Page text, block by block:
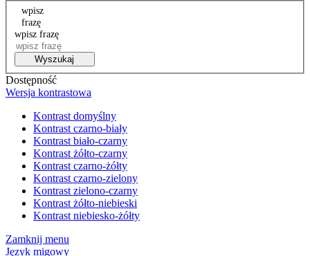
wpisz
frazę
wpisz frazę
Wyszukaj
Dostępność
Wersja kontrastowa
Kontrast domyślny
Kontrast czarno-biały
Kontrast biało-czarny
Kontrast żółto-czarny
Kontrast czarno-żółty
Kontrast czarno-zielony
Kontrast zielono-czarny
Kontrast żółto-niebieski
Kontrast niebiesko-żółty
Zamknij menu
Język migowy